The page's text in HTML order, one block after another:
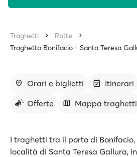
Traghetti
Rotte
Traghetto Bonifacio - Santa Teresa
Orari e biglietti
Itinerari
Offerte
Mappa traghetti
I traghetti tra il porto di Bonifacio,
località di Santa Teresa Gallura,